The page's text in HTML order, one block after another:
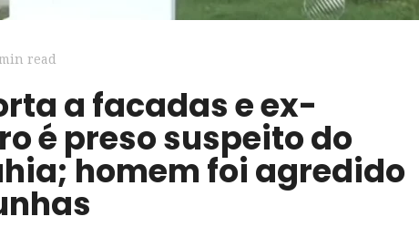
read
é preso suspeito do
homem foi agredido